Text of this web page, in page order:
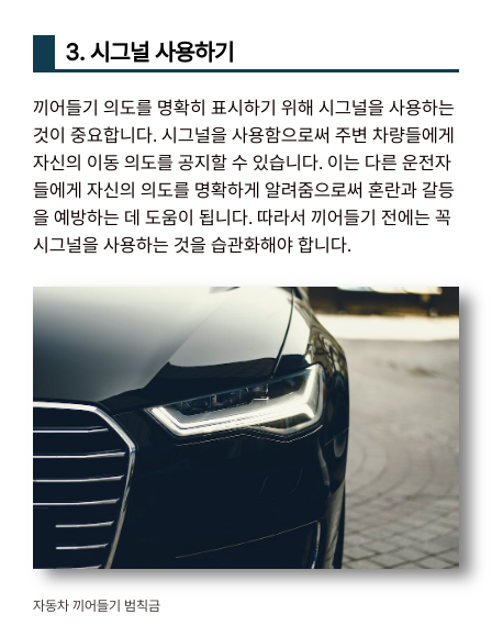
3. 시그널 사용하기
끼어들기 의도를 명확히 표시하기 위해 시그널을 사용하는
것이 중요합니다. 시그널을 사용함으로써 주변 차량들에게
자신의 이동 의도를 공지할 수 있습니다. 이는 다른 운전자
들에게 자신의 의도를 명확하게 알려줌으로써 혼란과 갈등
을 예방하는 데 도움이 됩니다. 따라서 끼어들기 전에는 꼭
시그널을 사용하는 것을 습관화해야 합니다.
자동차 끼어들기 범칙금